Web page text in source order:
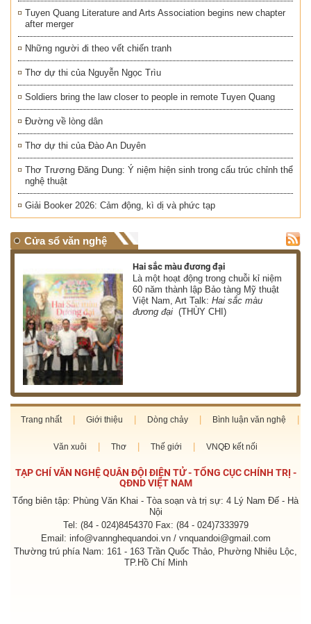
Tuyen Quang Literature and Arts Association begins new chapter
after merger
Những người đi theo vết chiến tranh
Thơ dự thi của Nguyễn Ngọc Trìu
Soldiers bring the law closer to people in remote Tuyen Quang
Đường về lòng dân
Thơ dự thi của Đào An Duyên
Thơ Trương Đăng Dung: Ý niệm hiện sinh trong cấu trúc chỉnh thể
nghệ thuật
Giải Booker 2026: Cảm động, kì dị và phức tạp
Cửa sổ văn nghệ
Hai sắc màu đương đại
Là một hoạt động trong chuỗi kỉ niệm
60 năm thành lập Bảo tàng Mỹ thuật
Việt Nam, Art Talk:Hai sắc màu
đương đại (THÙY CHI)
Trang nhất Giới thiệu Dòng chảy Bình luận văn nghệ
Văn xuôi Thơ Thế giới VNQĐ kết nối
TẠP CHÍ VĂN NGHỆ QUÂN ĐỘI ĐIỆN TỬ - TỔNG CỤC CHÍNH TRỊ -
QĐND VIỆT NAM
Tổng biên tập: Phùng Văn Khai - Tòa soạn và trị sự: 4 Lý Nam Đế - Hà
Nội
Tel: (84 - 024)8454370 Fax: (84 - 024)7333979
Email: info@vannghequandoi.vn / vnquandoi@gmail.com
Thường trú phía Nam: 161 - 163 Trần Quốc Thảo, Phường Nhiêu Lộc,
TP.Hồ Chí Minh